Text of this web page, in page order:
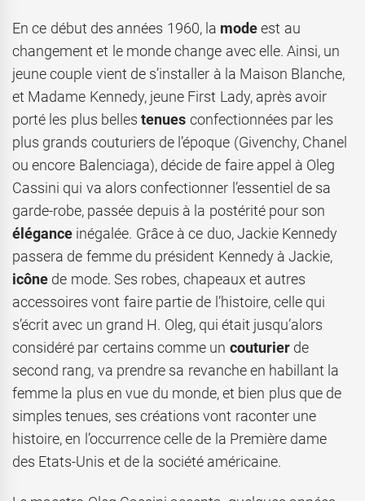
En ce début des années 1960, la modeest au
changement et le monde change avec elle. Ainsi, un
jeune couple vient de s’installer à la Maison Blanche,
et Madame Kennedy, jeune First Lady, après avoir
porté les plus bellestenues confectionnées par les
plus grands couturiers de l’époque (Givenchy, Chanel
ou encore Balenciaga), décide de faire appel à Oleg
Cassini qui va alors confectionner l’essentiel de sa
garde-robe, passée depuis à la postérité pour son
élégance inégalée. Grâce à ce duo, Jackie Kennedy
passera de femme du président Kennedy à Jackie,
icône de mode. Ses robes, chapeaux et autres
accessoires vont faire partie de l’histoire, celle qui
s’écrit avec un grand H. Oleg, qui était jusqu’alors
considéré par certains comme un couturierde
second rang, va prendre sa revanche en habillant la
femme la plus en vue du monde, et bien plus que de
simples tenues, ses créations vont raconter une
histoire, en l’occurrence celle de la Première dame
des Etats-Unis et de la société américaine.